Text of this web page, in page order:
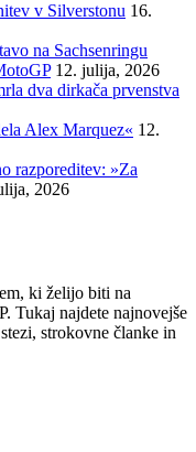
v Silverstonu 16.
na Sachsenringu
12. julija, 2026
dva dirkača prvenstva
Alex Marquez« 12.
razporeditev: »Za
2026
ki želijo biti na
Tukaj najdete najnovejše
strokovne članke in